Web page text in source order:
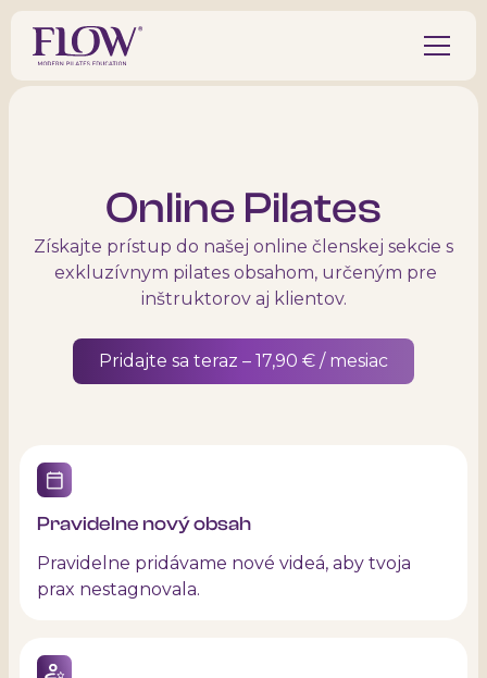
Online Pilates
Získajte prístup do našej online členskej sekcie s
exkluzívnym pilates obsahom, určeným pre
inštruktorov aj klientov.
Pridajte sa teraz – 17,90 € / mesiac
Pravidelne nový obsah
Pravidelne pridávame nové videá, aby tvoja
prax nestagnovala.